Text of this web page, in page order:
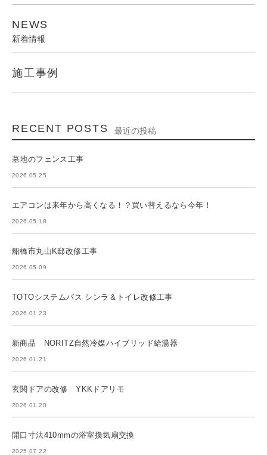
NEWS
新着情報
施工事例
RECENT POSTS 最近の投稿
墓地のフェンス工事
2026.05.25
エアコンは来年から高くなる！？買い替えるなら今年！
2026.05.18
船橋市丸山K邸改修工事
2026.05.09
TOTOシステムバス シンラ＆トイレ改修工事
2026.01.23
新商品 NORITZ自然冷媒ハイブリッド給湯器
2026.01.21
玄関ドアの改修 YKKドアリモ
2026.01.20
開口寸法410mmの浴室換気扇交換
2025.07.22